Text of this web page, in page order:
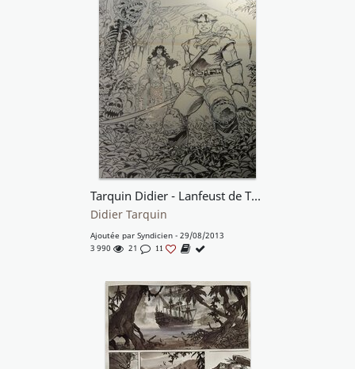
Tarquin Didier - Lanfeust de Troy - T2 - couverture
Didier Tarquin
Ajoutée par Syndicien - 29/08/2013
3 990
21 11